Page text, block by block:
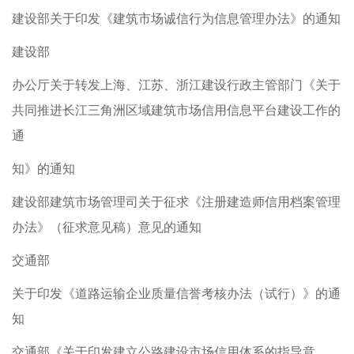
建设部关于印发《建筑市场诚信行为信息管理办法》的通知
建设部
办公厅关于转发上海、江苏、浙江建设行政主管部门《关于
共同推进长江三角洲区域建筑市场信用信息平台建设工作的
通
知》的通知
建设部建筑市场管理司关于征求《注册建造师信用档案管理
办法》（征求意见稿）意见的通知
交通部
关于印发《道路运输企业质量信誉考核办法（试行）》的通
知